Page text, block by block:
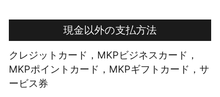
現金以外の支払方法
クレジットカード，MKPビジネスカード，
MKPポイントカード，MKPギフトカード，サ
ービス券